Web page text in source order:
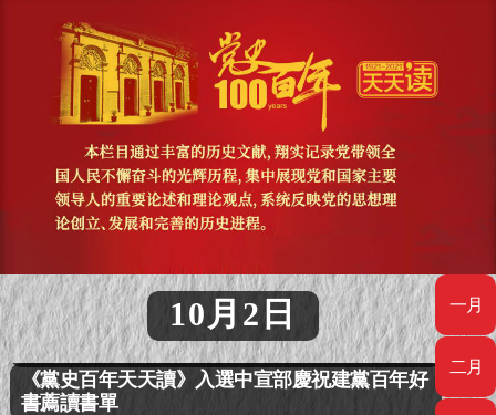
10月2日
消息：《黨史百年天天讀》（全2冊）出版發行
“黨史百年·天天讀”入選《黨史學習教育案例選
編》
《黨史百年天天讀》入選中宣部慶祝建黨百年好
書薦讀書單
一月
二月